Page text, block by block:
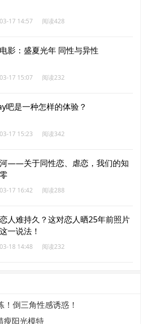
17 14:57 阅读428
影：盛夏光年 同性与异性
17 15:07 阅读232
吧是一种怎样的体验？
17 15:23 阅读342
——关于同性恋、虐恋，我们的知
17 16:42 阅读288
人难持久？这对恋人晒25年前照片
一说法！
18 14:48 阅读232
倒三角性感诱惑！
瘦阳光模特